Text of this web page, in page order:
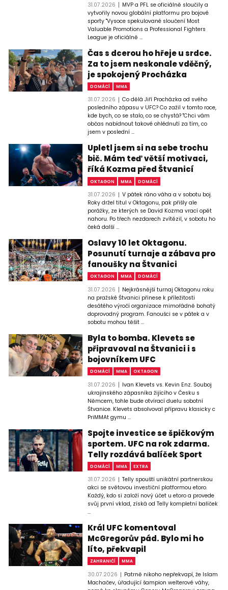
31.07.2026
MVP a PFL se oficiálně sloučily a
vytvořily novou globální platformu pro bojové
sporty "Vysoce spekulované sloučení Most
Valuable Promotions a Professional Fighters
League je oficiálně ...
Čas s dcerou ho hřeje u srdce.
Za to jsem neskonale vděčný,
je spokojený Procházka
DOMÁCÍ MMA
31.07.2026
Co dělá Jiří Procházka od svého
posledního zápasu v UFC? Co zažil v tomto roce,
kde bych, co se stalo, co se chystá? "Chci vám
občas nabídnout takové ohlédnutí za tím, co
jsem v poslední ...
Upletl jsem si na sebe trochu
bič. Mám teď větší motivaci,
říká Kozma před Štvanicí
OKTAGON MMA DOMÁCÍ
31.07.2026
V pátek ráno váha a v sobotu boj.
Roky držel titul v Oktagonu, pak přišly ale
porážky, ze kterých se David Kozma vrací opět
nahoru. Po třech nezdarech zvítězil, v sobotu ho
čeká další ...
Oslavy 10 let Oktagonu.
Posunutí turnaje a zábava pro
fanoušky na Štvanici
OKTAGON MMA DOMÁCÍ
31.07.2026
Nejkrásnější turnaj Oktagonu roku
na pražské Štvanici přinese k příležitosti
desátého výročí organizace mimořádně bohatý
doprovodný program. Fanoušci se v pátek a v
sobotu mohou těšit ...
Byla to bomba. Klevets se
připravoval na Štvanici i s
bojovníkem UFC
DOMÁCÍ MMA OKTAGON
31.07.2026
Ivan Klevets vs. Kevin Enz. Souboj
ukrajinského zápasníka žijícího v Česku s
Němcem, tohle bude otvírací duelu sobotní
Štvanice. Klevets absolvoval přípravu klasicky c
PriMMAt gymu ...
Spojte investice se špičkovým
sportem. UFC na rok zdarma.
Telly rozdává balíček Sport
DOMÁCÍ MMA EXTRA
31.07.2026
Telly spouští unikátní partnerskou
akci se světovou investiční platformou etoro.
Každý, kdo si založí nový účet u etoro a provede
svůj první vklad, získá od Telly kompletní balíček
...
Král UFC komentoval
McGregorův pád. Bylo mi ho
líto, překvapil
ZAHRANIČÍ MMA
30.07.2026
Patrně nikoho nepřekvapí, že Islam
Machačev, úřadující šampion welterové váhy,